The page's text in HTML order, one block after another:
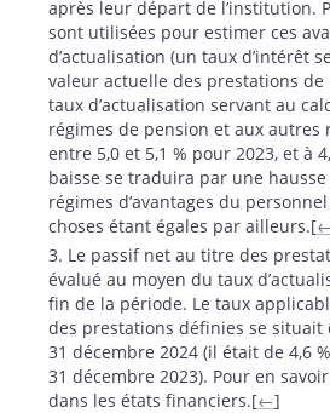
après leur départ de l’institution.
sont utilisées pour estimer ces
d’actualisation (un taux d’intérêt
valeur actuelle des prestations de
taux d’actualisation servant au
régimes de pension et aux autres
entre 5,0 et 5,1 % pour 2023, et à
baisse se traduira par une
régimes d’avantages du
choses étant égales par ailleurs.[
3. Le passif net au titre des
évalué au moyen du taux
fin de la période. Le taux
des prestations définies se situait
31 décembre 2024 (il était de 4,6
31 décembre 2023). Pour en
dans les états financiers.[←]